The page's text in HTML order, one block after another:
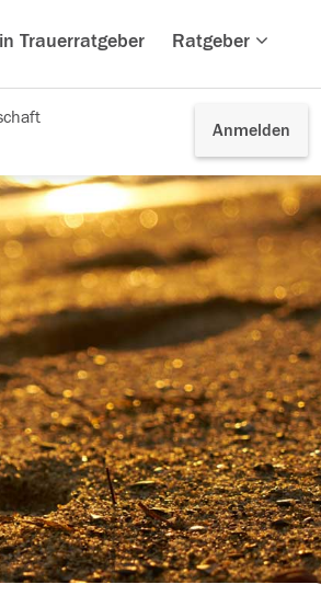
Trauerratgeber Ratgeber
Anmelden